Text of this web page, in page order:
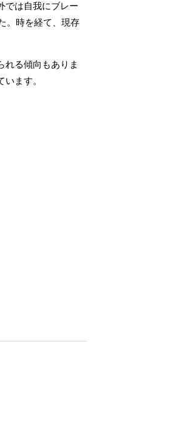
では自我にブレー
。時を経て、現存
れる傾向もありま
ます。